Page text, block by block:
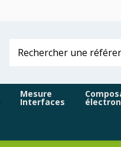
Mesure
Interfaces